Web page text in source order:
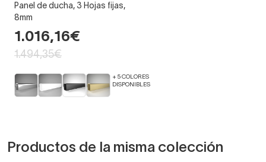
Panel de ducha, 3 Hojas fijas,
8mm
1.016,16€
1.494,35€
+ 5 COLORES
DISPONIBLES
Productos de la misma colección